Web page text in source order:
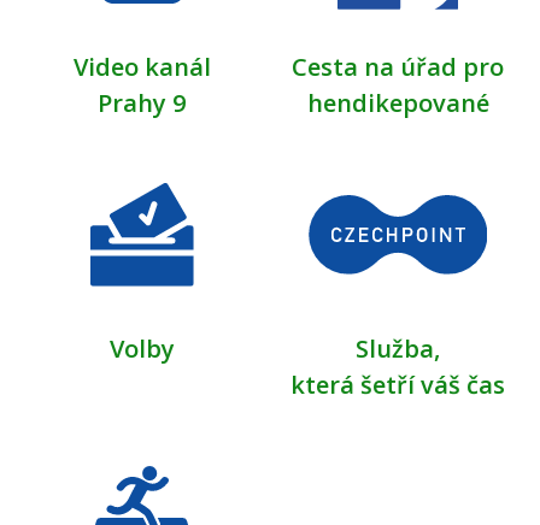
Video kanál
Prahy 9
Cesta na úřad pro
hendikepované
Volby
Služba,
která šetří váš čas